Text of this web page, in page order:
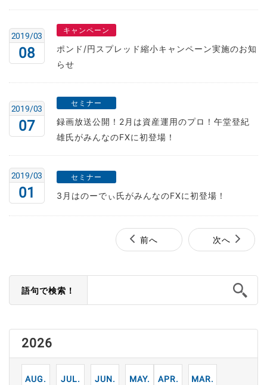
08
2019/03
キャンペーン
ポンド/円スプレッド縮小キャンペーン実施のお知
らせ
07
2019/03
セミナー
録画放送公開！2月は資産運用のプロ！午堂登紀
雄氏がみんなのFXに初登場！
01
2019/03 セミナー
3月はのーでぃ氏がみんなのFXに初登場！
前へ 次へ
語句で検索！
2026
8月 7月 6月 5月 4月 3月